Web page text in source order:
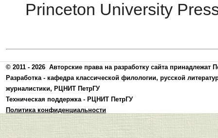
Princeton University
© 2011 - 2026 Авторские права на разработку сайта принадлежат
Разработка - кафедра классической филологии, русской
журналистики, РЦНИТ ПетрГУ
Техническая поддержка - РЦНИТ ПетрГУ
Политика конфиденциальности